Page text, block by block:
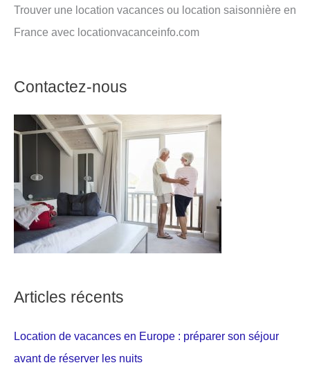
Trouver une location vacances ou location saisonnière en
France avec locationvacanceinfo.com
Contactez-nous
Articles récents
Location de vacances en Europe : préparer son séjour
avant de réserver les nuits